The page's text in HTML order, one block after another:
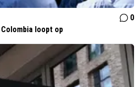
0
loopt op